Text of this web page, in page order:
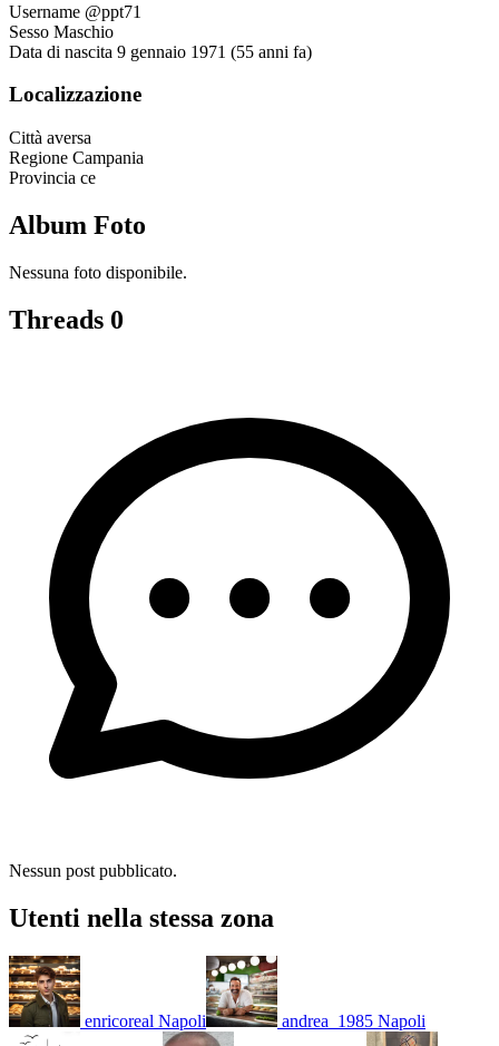
Username @ppt71
Sesso Maschio
Data di nascita 9 gennaio 1971 (55 anni fa)
Localizzazione
Città aversa
Regione Campania
Provincia ce
Album Foto
Nessuna foto disponibile.
Threads 0
Nessun post pubblicato.
Utenti nella stessa zona
enricoreal Napoli andrea_1985 Napoli